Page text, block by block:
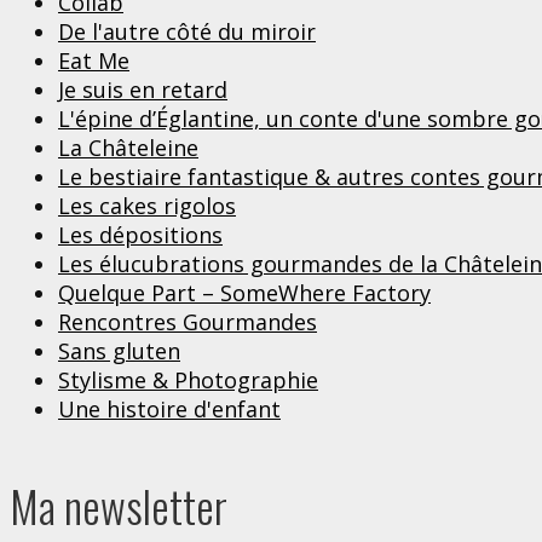
De l'autre côté du miroir
Eat Me
Je suis en retard
L'épine d’Églantine, un conte d'une sombre
La Châteleine
Le bestiaire fantastique & autres contes
Les cakes rigolos
Les dépositions
Les élucubrations gourmandes de la
Quelque Part – SomeWhere Factory
Rencontres Gourmandes
Sans gluten
Stylisme & Photographie
Une histoire d'enfant
Ma newsletter